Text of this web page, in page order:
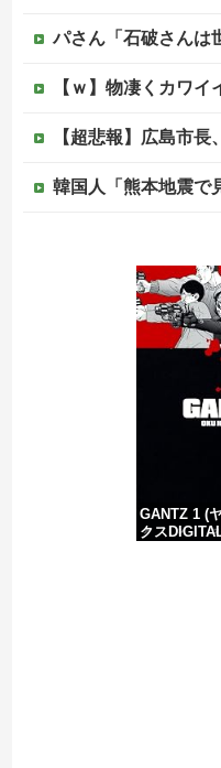
パさん「石破さんは世界でも珍しい、国
【ｗ】物凄くカワイ
【超悲報】広島市長、呪文を唱え
韓国人「熊本地震で見る日本の土木技術の完全勝利をご覧ください
佐藤二朗、橋本愛との騒
PTA会長「PTA参加拒否し
中国の海水浴場の映
GANTZ 1 (
クス